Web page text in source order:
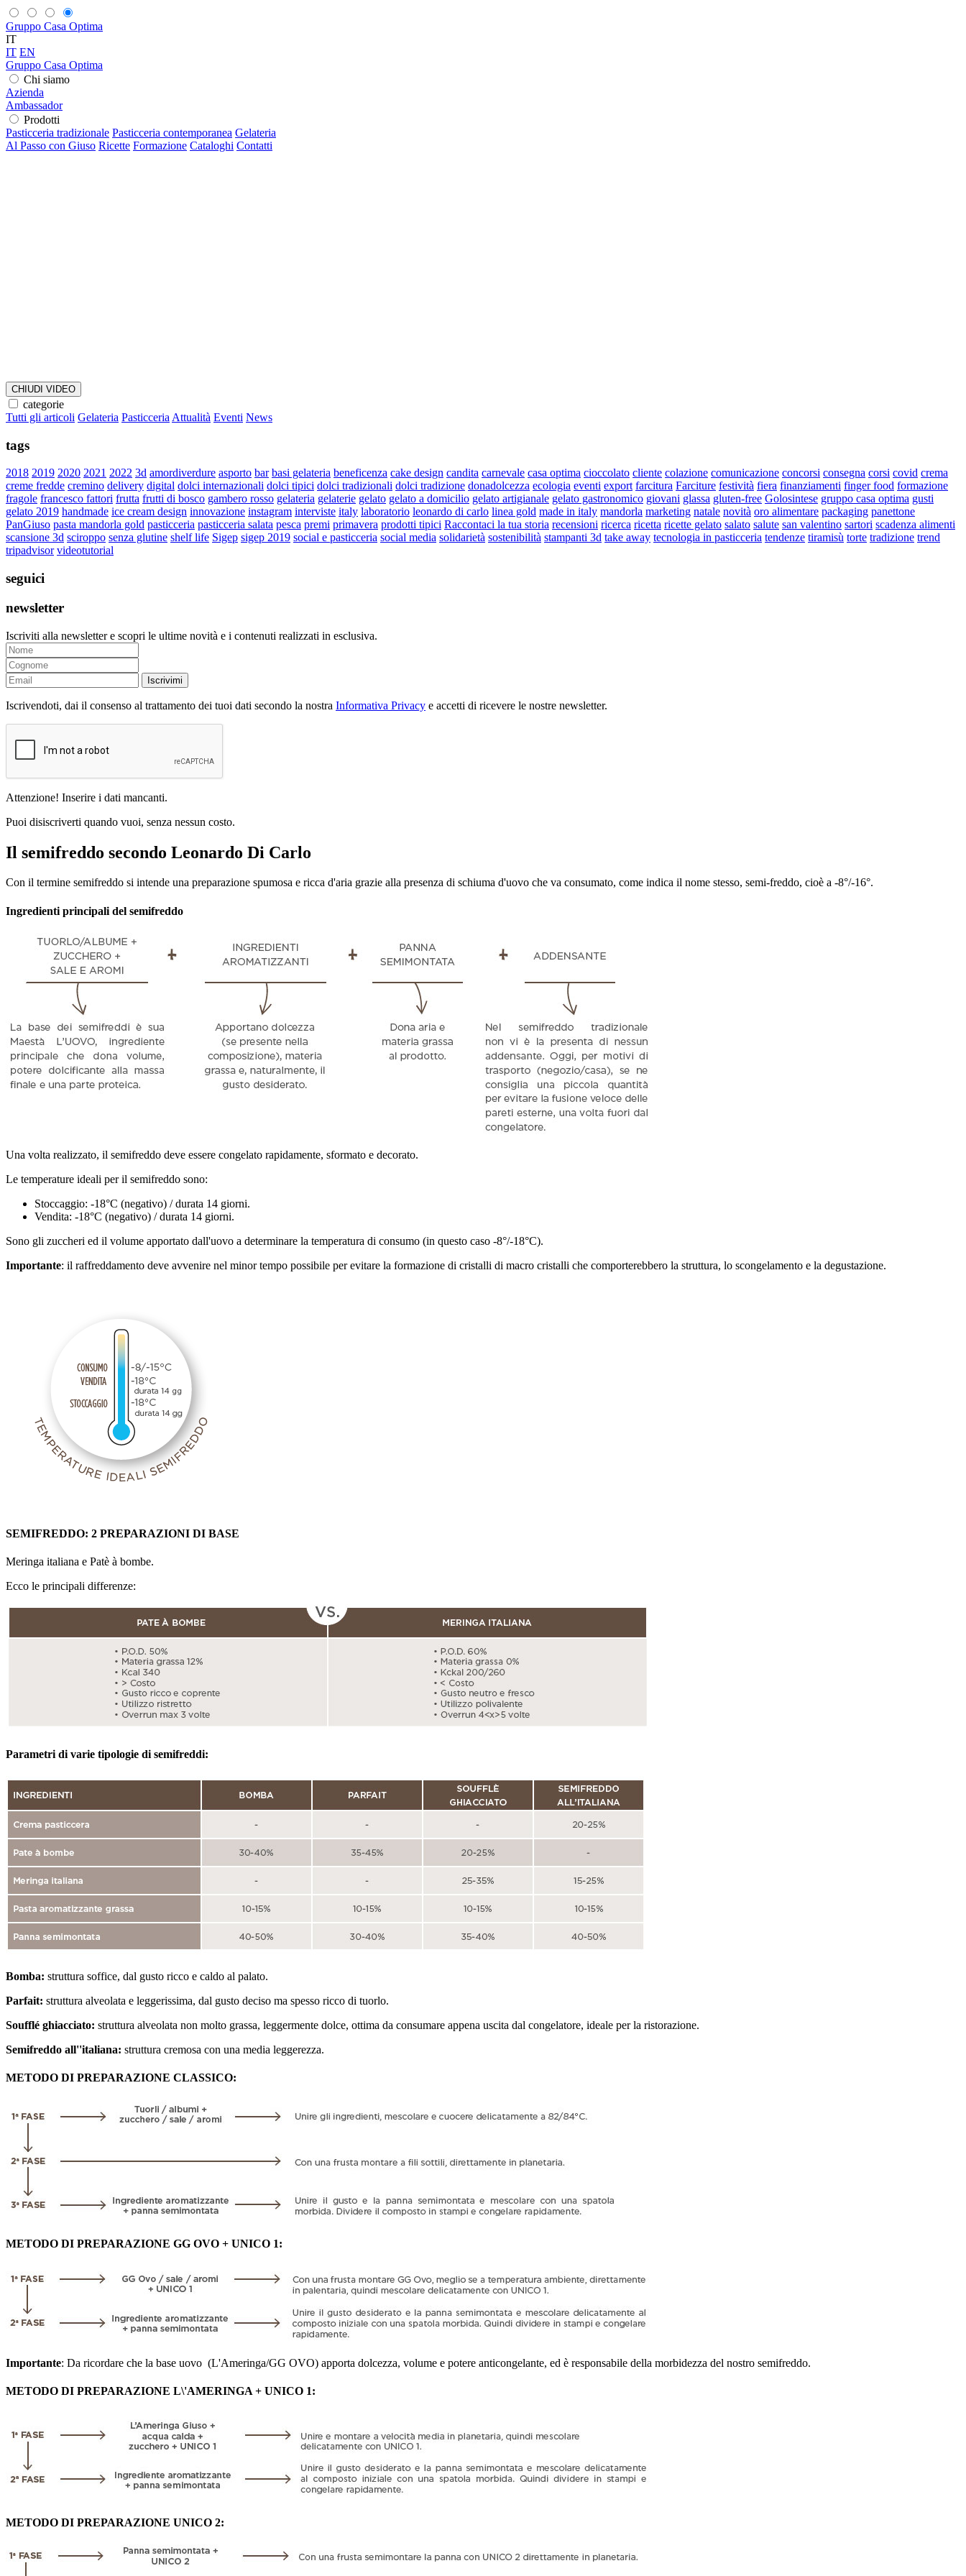
Gruppo Casa Optima
IT
IT EN
Gruppo Casa Optima
Chi siamo
Azienda
Ambassador
Prodotti
Pasticceria tradizionale Pasticceria contemporanea Gelateria
Al Passo con Giuso Ricette Formazione Cataloghi Contatti
CHIUDI VIDEO
categorie
Tutti gli articoli Gelateria Pasticceria Attualità Eventi News
tags
2018 2019 2020 2021 2022 3d amordiverdure asporto bar basi gelateria beneficenza cake design candita carnevale casa optima cioccolato cliente colazione comunicazione concorsi consegna corsi covid crema
creme fredde cremino delivery digital dolci internazionali dolci tipici dolci tradizionali dolci tradizione donadolcezza ecologia eventi export farcitura Farciture festività fiera finanziamenti finger food formazione
fragole francesco fattori frutta frutti di bosco gambero rosso gelateria gelaterie gelato gelato a domicilio gelato artigianale gelato gastronomico giovani glassa gluten-free Golosintese gruppo casa optima gusti
gelato 2019 handmade ice cream design innovazione instagram interviste italy laboratorio leonardo di carlo linea gold made in italy mandorla marketing natale novità oro alimentare packaging panettone
PanGiuso pasta mandorla gold pasticceria pasticceria salata pesca premi primavera prodotti tipici Raccontaci la tua storia recensioni ricerca ricetta ricette gelato salato salute san valentino sartori scadenza alimenti
scansione 3d sciroppo senza glutine shelf life Sigep sigep 2019 social e pasticceria social media solidarietà sostenibilità stampanti 3d take away tecnologia in pasticceria tendenze tiramisù torte tradizione trend
tripadvisor videotutorial
seguici
newsletter
Iscriviti alla newsletter e scopri le ultime novità e i contenuti realizzati in esclusiva.
Iscrivimi
Iscrivendoti, dai il consenso al trattamento dei tuoi dati secondo la nostra Informativa Privacy e accetti di ricevere le nostre newsletter.
Attenzione! Inserire i dati mancanti.
Puoi disiscriverti quando vuoi, senza nessun costo.
Il semifreddo secondo Leonardo Di Carlo
Con il termine semifreddo si intende una preparazione spumosa e ricca d'aria grazie alla presenza di schiuma d'uovo che va consumato, come indica il nome stesso, semi-freddo, cioè a -8°/-16°.
Ingredienti principali del semifreddo
Una volta realizzato, il semifreddo deve essere congelato rapidamente, sformato e decorato.
Le temperature ideali per il semifreddo sono:
Stoccaggio: -18°C (negativo) / durata 14 giorni.
Vendita: -18°C (negativo) / durata 14 giorni.
Sono gli zuccheri ed il volume apportato dall'uovo a determinare la temperatura di consumo (in questo caso -8°/-18°C).
Importante: il raffreddamento deve avvenire nel minor tempo possibile per evitare la formazione di cristalli di macro cristalli che comporterebbero la struttura, lo scongelamento e la degustazione.
SEMIFREDDO: 2 PREPARAZIONI DI BASE
Meringa italiana e Patè à bombe.
Ecco le principali differenze:
Parametri di varie tipologie di semifreddi:
Bomba: struttura soffice, dal gusto ricco e caldo al palato.
Parfait: struttura alveolata e leggerissima, dal gusto deciso ma spesso ricco di tuorlo.
Soufflé ghiacciato: struttura alveolata non molto grassa, leggermente dolce, ottima da consumare appena uscita dal congelatore, ideale per la ristorazione.
Semifreddo all''italiana: struttura cremosa con una media leggerezza.
METODO DI PREPARAZIONE CLASSICO:
METODO DI PREPARAZIONE GG OVO + UNICO 1:
Importante: Da ricordare che la base uovo (L'Ameringa/GG OVO) apporta dolcezza, volume e potere anticongelante, ed è responsabile della morbidezza del nostro semifreddo.
METODO DI PREPARAZIONE L\'AMERINGA + UNICO 1:
METODO DI PREPARAZIONE UNICO 2: